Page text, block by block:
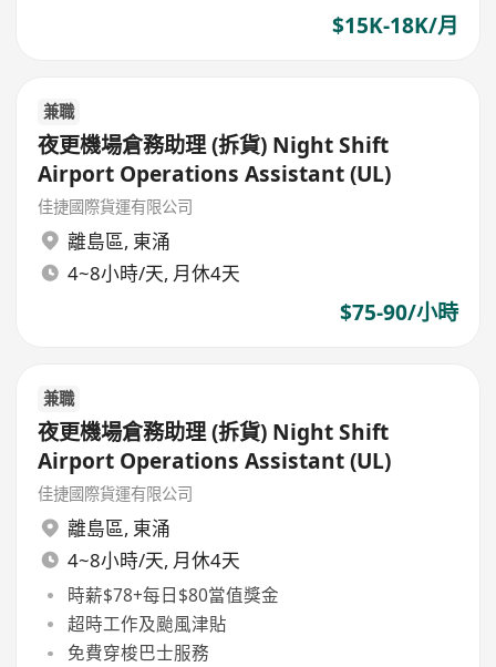
$15K-18K/月
兼職
夜更機場倉務助理 (拆貨) Night Shift
Airport Operations Assistant (UL)
佳捷國際貨運有限公司
離島區, 東涌
4~8小時/天, 月休4天
$75-90/小時
兼職
夜更機場倉務助理 (拆貨) Night Shift
Airport Operations Assistant (UL)
佳捷國際貨運有限公司
離島區, 東涌
4~8小時/天, 月休4天
時薪$78+每日$80當值獎金
超時工作及颱風津貼
免費穿梭巴士服務